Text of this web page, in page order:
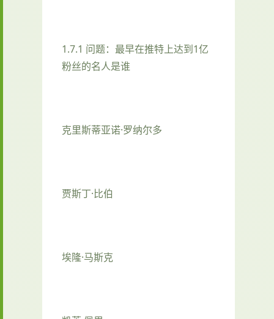
1.7.1 问题：最早在推特上达到1亿
粉丝的名人是谁
克里斯蒂亚诺·罗纳尔多
贾斯丁·比伯
埃隆·马斯克